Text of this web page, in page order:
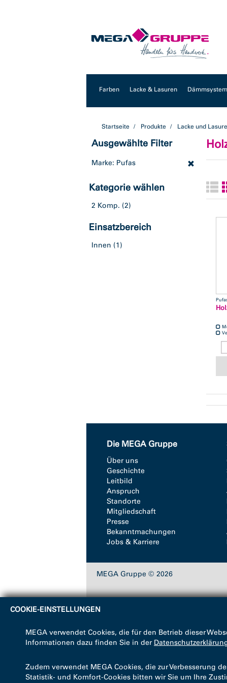
Farben Lacke & Lasuren
Startseite Produkte Lacke und
Ausgewählte Filter
Marke: Pufas
Kategorie wählen
2 Komp. (2)
Einsatzbereich
Innen (1)
Die MEGA Gruppe
Über uns
Geschichte
Leitbild
Anspruch
Standorte
Mitgliedschaft
Presse
Bekanntmachungen
Jobs & Karriere
MEGA Gruppe © 2026
COOKIE-EINSTELLUNGEN
MEGA verwendet Cookies, die für den Betrieb dieser
Informationen dazu finden Sie in der
Zudem verwendet MEGA Cookies, die zur Verbesserung
Statistik- und Komfort-Cookies bitten wir Sie um Ihre